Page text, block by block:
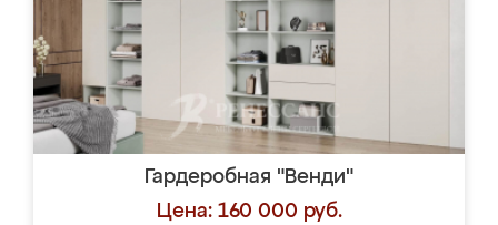
Гардеробная "Венди"
Цена: 160 000 руб.